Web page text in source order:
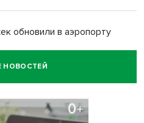
обновили в аэропорту
НОВОСТЕЙ